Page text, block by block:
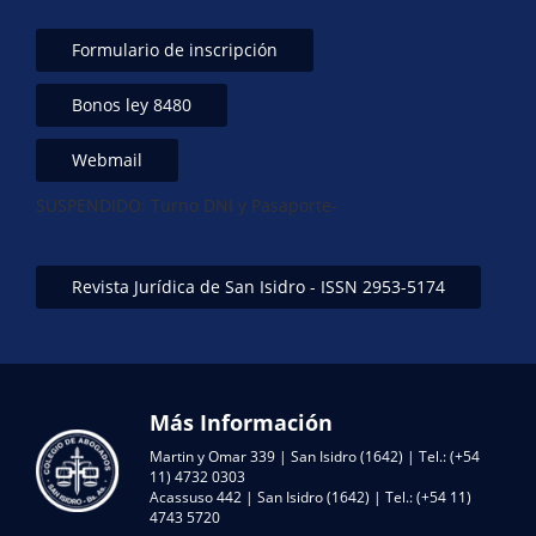
Formulario de inscripción
Bonos ley 8480
Webmail
SUSPENDIDO: Turno DNI y Pasaporte-
Revista Jurídica de San Isidro - ISSN 2953-5174
Más Información
Martin y Omar 339 | San Isidro (1642) | Tel.: (+54
11) 4732 0303
Acassuso 442 | San Isidro (1642) | Tel.: (+54 11)
4743 5720